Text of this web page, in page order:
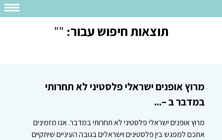
תוצאות חיפוש עבור: ""
מרוץ אופנים ישראלי פלסטיני לא תחרותי
במדבר ב –...
מרוץ אופנים ישראלי פלסטיני לא תחרותי במדבר. אנו מזמינים
אתכם למפגש בין פלסטינים וישראלים בגובה העיניים שיתקיים